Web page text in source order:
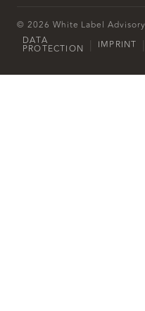
© 2026 White Label
DATA
PROTECTION IMPRINT